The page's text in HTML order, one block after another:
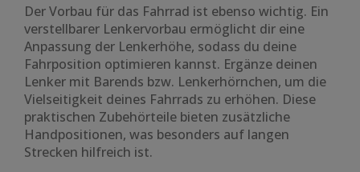
Der Vorbau für das Fahrrad ist ebenso wichtig. Ein
verstellbarer Lenkervorbau ermöglicht dir eine
Anpassung der Lenkerhöhe, sodass du deine
Fahrposition optimieren kannst. Ergänze deinen
Lenker mit Barends bzw. Lenkerhörnchen, um die
Vielseitigkeit deines Fahrrads zu erhöhen. Diese
praktischen Zubehörteile bieten zusätzliche
Handpositionen, was besonders auf langen
Strecken hilfreich ist.